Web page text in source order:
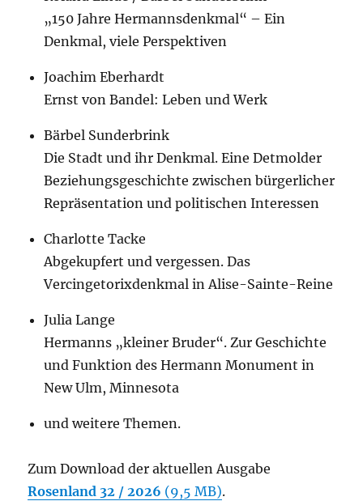
„150 Jahre Hermannsdenkmal“ – Ein
Denkmal, viele Perspektiven
Joachim Eberhardt
Ernst von Bandel: Leben und Werk
Bärbel Sunderbrink
Die Stadt und ihr Denkmal. Eine Detmolder
Beziehungsgeschichte zwischen bürgerlicher
Repräsentation und politischen Interessen
Charlotte Tacke
Abgekupfert und vergessen. Das
Vercingetorixdenkmal in Alise-Sainte-Reine
Julia Lange
Hermanns „kleiner Bruder“. Zur Geschichte
und Funktion des Hermann Monument in
New Ulm, Minnesota
und weitere Themen.
Zum Download der aktuellen Ausgabe
Rosenland 32 / 2026 (9,5 MB).